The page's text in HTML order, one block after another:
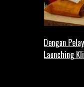
Dengan
Launching